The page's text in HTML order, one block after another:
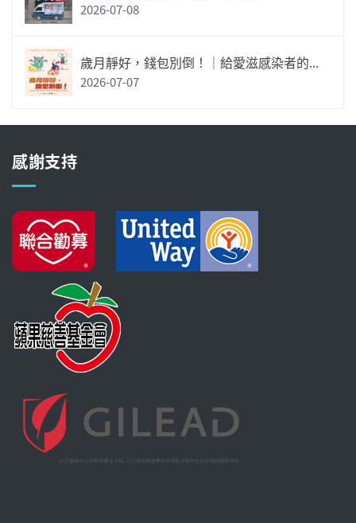
2026-07-08
歲月靜好，錢包別倒！｜給愛滋感染者的...
2026-07-07
感謝支持